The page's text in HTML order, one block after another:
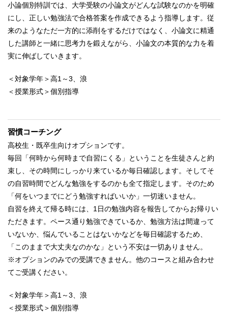
小論個別特訓では、大学受験の小論文がどんな試験なのかを明確
にし、正しい勉強法で合格答案を作成できるよう指導します。従
来のようなただ一方的に添削をするだけではなく、小論文に精通
した講師と一緒に思考力を鍛えながら、小論文の本質的な力を着
実に伸ばしていきます。
＜対象学年＞高1～3、浪
＜授業形式＞個別指導
習慣コーチング
高校生・既卒生向けオプションです。
毎回「何時から何時まで自習にくる」ということを生徒さんと約
束し、その時間にしっかり来ているか毎日確認します。そしてそ
の自習時間でどんな勉強をするのかも全て指定します。そのため
「何をいつまでにどう勉強すればいいか」一切迷いません。
自習を終えて帰る時には、1日の勉強内容を報告してからお帰りい
ただきます。ペース通り勉強できているか、勉強方法は間違って
いないか、悩んでいることはないかなどを毎日確認するため、
「このままで大丈夫なのかな」という不安は一切ありません。
※オプションのみでの受講できません。他のコースと組み合わせ
てご受講ください。
＜対象学年＞高1～3、浪
＜授業形式＞個別指導